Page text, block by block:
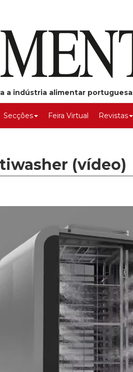
a indústria alimentar portuguesa
Secções Feira Virtual Revistas
(vídeo)